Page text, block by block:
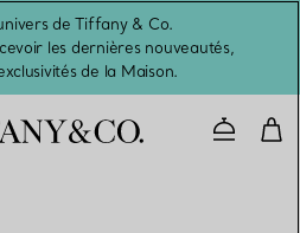
de Tiffany & Co.
les dernières nouveautés,
de la Maison.